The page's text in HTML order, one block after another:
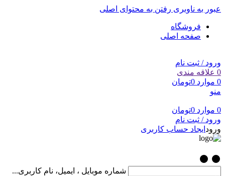
عبور به ناوبری رفتن به محتوای اصلی
فروشگاه
صفحه اصلی
ورود / ثبت نام
0 علاقه مندی
0 موارد 0تومان
منو
0 موارد 0تومان
ورود / ثبت نام
ورود ایجاد حساب کاربری
شماره موبایل ، ایمیل، نام کاربری...